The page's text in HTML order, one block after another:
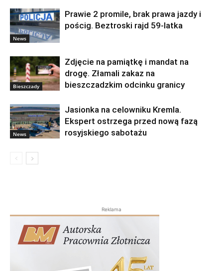
News
Prawie 2 promile, brak prawa jazdy i
pościg. Beztroski rajd 59-latka
Bieszczady
Zdjęcie na pamiątkę i mandat na
drogę. Złamali zakaz na
bieszczadzkim odcinku granicy
News
Jasionka na celowniku Kremla.
Ekspert ostrzega przed nową fazą
rosyjskiego sabotażu
Reklama